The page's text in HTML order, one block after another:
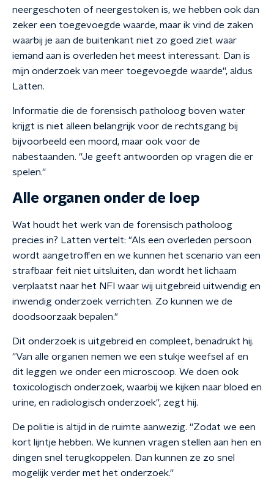
neergeschoten of neergestoken is, we hebben ook dan
zeker een toegevoegde waarde, maar ik vind de zaken
waarbij je aan de buitenkant niet zo goed ziet waar
iemand aan is overleden het meest interessant. Dan is
mijn onderzoek van meer toegevoegde waarde'', aldus
Latten.
Informatie die de forensisch patholoog boven water
krijgt is niet alleen belangrijk voor de rechtsgang bij
bijvoorbeeld een moord, maar ook voor de
nabestaanden. ''Je geeft antwoorden op vragen die er
spelen.''
Alle organen onder de loep
Wat houdt het werk van de forensisch patholoog
precies in? Latten vertelt: "Als een overleden persoon
wordt aangetroffen en we kunnen het scenario van een
strafbaar feit niet uitsluiten, dan wordt het lichaam
verplaatst naar het NFI waar wij uitgebreid uitwendig en
inwendig onderzoek verrichten. Zo kunnen we de
doodsoorzaak bepalen."
Dit onderzoek is uitgebreid en compleet, benadrukt hij.
''Van alle organen nemen we een stukje weefsel af en
dit leggen we onder een microscoop. We doen ook
toxicologisch onderzoek, waarbij we kijken naar bloed en
urine, en radiologisch onderzoek'', zegt hij.
De politie is altijd in de ruimte aanwezig. ''Zodat we een
kort lijntje hebben. We kunnen vragen stellen aan hen en
dingen snel terugkoppelen. Dan kunnen ze zo snel
mogelijk verder met het onderzoek.''